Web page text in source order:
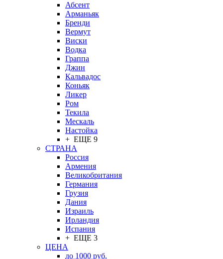
Абсент
Арманьяк
Бренди
Вермут
Виски
Водка
Граппа
Джин
Кальвадос
Коньяк
Ликер
Ром
Текила
Мескаль
Настойка
+ ЕЩЕ 9
СТРАНА
Россия
Армения
Великобритания
Германия
Грузия
Дания
Израиль
Ирландия
Испания
+ ЕЩЕ 3
ЦЕНА
до 1000 руб.